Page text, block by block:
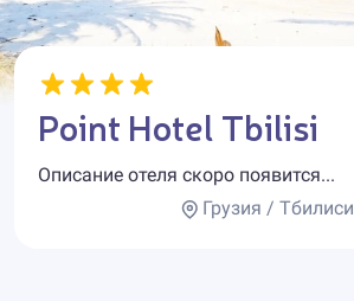
Point Hotel Tbilisi
Описание отеля скоро появится...
Грузия / Тбилиси